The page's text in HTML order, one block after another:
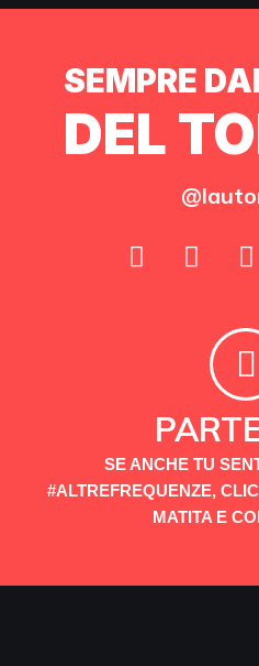
SEMPRE
DEL
SE ANCHE TU
#ALTREFREQUENZE,
MATITA E